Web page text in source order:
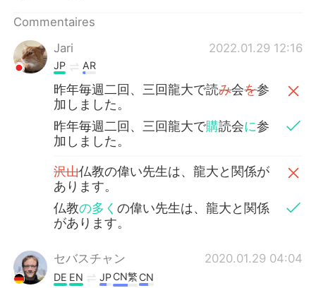
Türkçe
Português
Commentaires
Jari
2022.01.29 12:16
JP AR
昨年毎週二回、三回龍大で読み会を参
加しました。
昨年毎週二回、三回龍大で購読会に参
加しました。
沢山仏教の偉い先生は、龍大と関係が
あります。
仏教の多くの偉い先生は、龍大と関係
があります。
セバスチャン 2020.01.29 04:04
DE EN JPCN繁 CN